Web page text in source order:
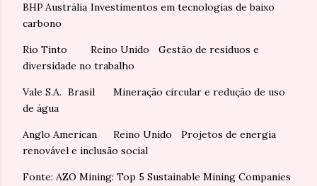
BHP Austrália Investimentos em tecnologias de baixo
carbono
Rio Tinto Reino Unido
Gestão de resíduos e
diversidade no trabalho
Vale S.A. Brasil
Mineração circular e redução de uso
de água
Anglo American Reino Unido
Projetos de energia
renovável e inclusão social
Fonte: AZO Mining: Top 5 Sustainable Mining Companies